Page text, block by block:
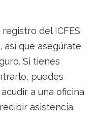
del ICFES
que asegúrate
Si tienes
puedes
a una oficina
asistencia.